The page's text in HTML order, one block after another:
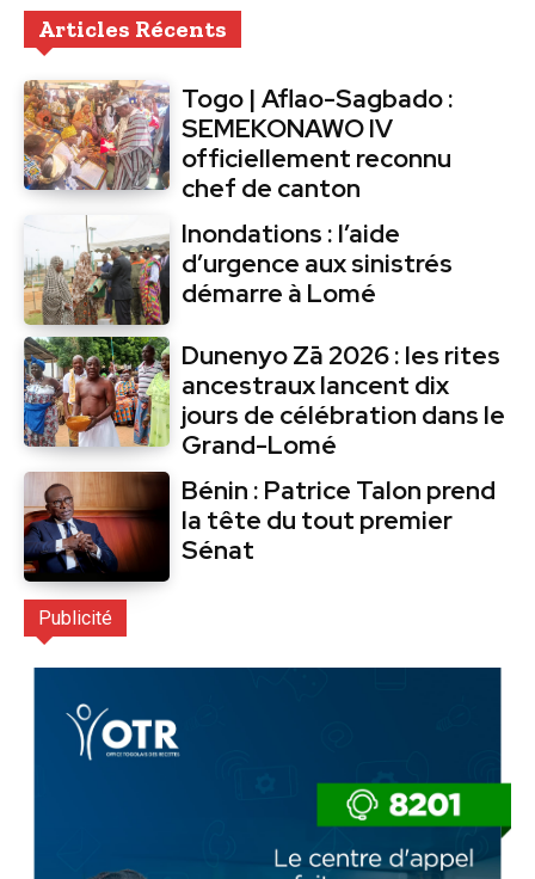
Articles Récents
Togo | Aflao-Sagbado :
SEMEKONAWO IV
officiellement reconnu
chef de canton
Inondations : l’aide
d’urgence aux sinistrés
démarre à Lomé
Dunenyo Zā 2026 : les rites
ancestraux lancent dix
jours de célébration dans le
Grand-Lomé
Bénin : Patrice Talon prend
la tête du tout premier
Sénat
Publicité